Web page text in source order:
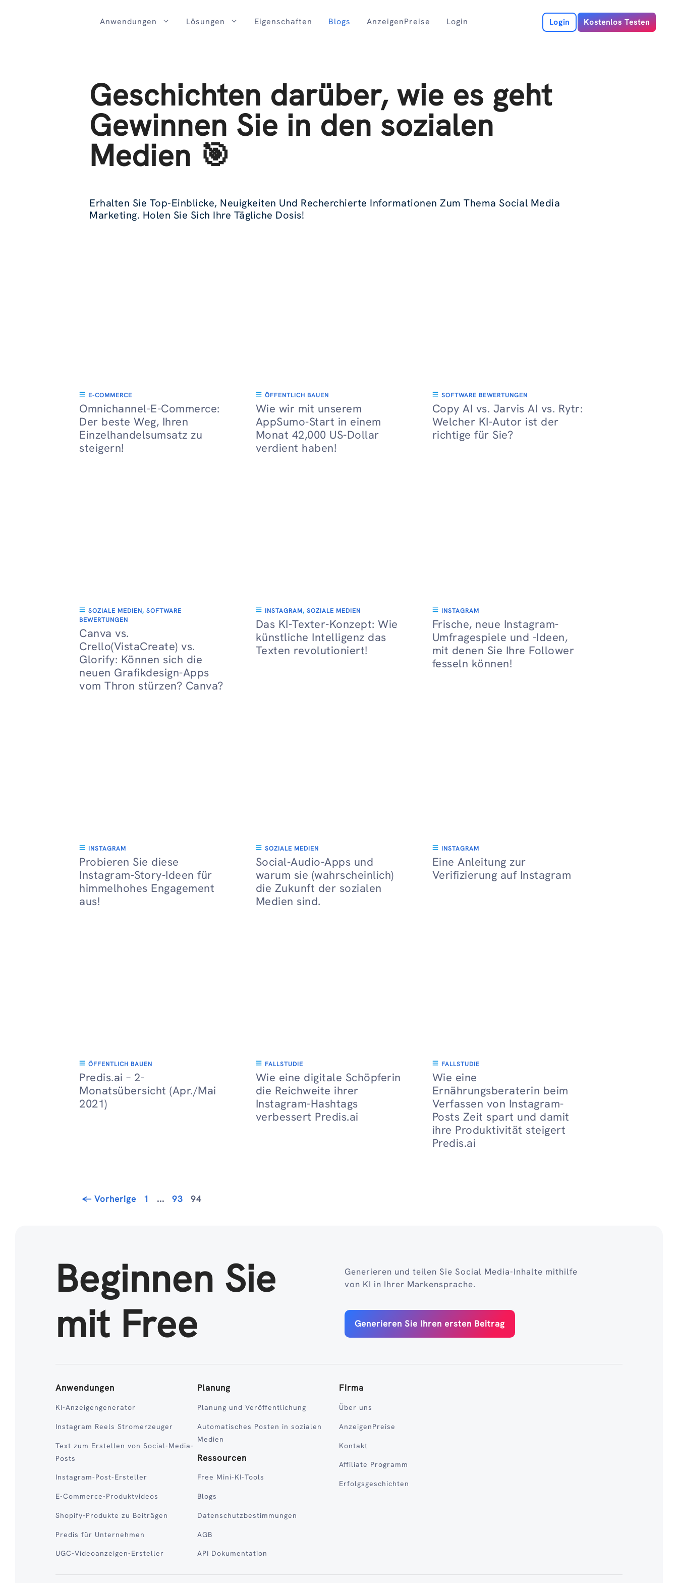
Anwendungen Lösungen Eigenschaften Blogs AnzeigenPreise Login Login Kostenlos Testen
Geschichten darüber, wie es geht
Gewinnen Sie in den sozialen
Medien 🎯
Erhalten Sie Top-Einblicke, Neuigkeiten Und Recherchierte Informationen Zum Thema Social Media
Marketing. Holen Sie Sich Ihre Tägliche Dosis!
E-COMMERCE
Omnichannel-E-Commerce:
Der beste Weg, Ihren
Einzelhandelsumsatz zu
steigern!
ÖFFENTLICH BAUEN
Wie wir mit unserem
AppSumo-Start in einem
Monat 42,000 US-Dollar
verdient haben!
SOFTWARE BEWERTUNGEN
Copy AI vs. Jarvis AI vs. Rytr:
Welcher KI-Autor ist der
richtige für Sie?
SOZIALE MEDIEN, SOFTWARE
BEWERTUNGEN
Canva vs.
Crello(VistaCreate) vs.
Glorify: Können sich die
neuen Grafikdesign-Apps
vom Thron stürzen? Canva?
INSTAGRAM, SOZIALE MEDIEN
Das KI-Texter-Konzept: Wie
künstliche Intelligenz das
Texten revolutioniert!
INSTAGRAM
Frische, neue Instagram-
Umfragespiele und -Ideen,
mit denen Sie Ihre Follower
fesseln können!
INSTAGRAM
Probieren Sie diese
Instagram-Story-Ideen für
himmelhohes Engagement
aus!
SOZIALE MEDIEN
Social-Audio-Apps und
warum sie (wahrscheinlich)
die Zukunft der sozialen
Medien sind.
INSTAGRAM
Eine Anleitung zur
Verifizierung auf Instagram
ÖFFENTLICH BAUEN
Predis.ai – 2-
Monatsübersicht (Apr./Mai
2021)
FALLSTUDIE
Wie eine digitale Schöpferin
die Reichweite ihrer
Instagram-Hashtags
verbessert Predis.ai
FALLSTUDIE
Wie eine
Ernährungsberaterin beim
Verfassen von Instagram-
Posts Zeit spart und damit
ihre Produktivität steigert
Predis.ai
← Vorherige Seite
1 ... Seite
93 Seite
94
Beginnen Sie
mit Free
Generieren und teilen Sie Social Media-Inhalte mithilfe
von KI in Ihrer Markensprache.
Generieren Sie Ihren ersten Beitrag
Anwendungen
KI-Anzeigengenerator
Instagram Reels Stromerzeuger
Text zum Erstellen von Social-Media-
Posts
Instagram-Post-Ersteller
E-Commerce-Produktvideos
Shopify-Produkte zu Beiträgen
Predis für Unternehmen
UGC-Videoanzeigen-Ersteller
Planung
Planung und Veröffentlichung
Automatisches Posten in sozialen
Medien
Ressourcen
Free Mini-KI-Tools
Blogs
Datenschutzbestimmungen
AGB
API Dokumentation
Firma
Über uns
AnzeigenPreise
Kontakt
Affiliate Programm
Erfolgsgeschichten